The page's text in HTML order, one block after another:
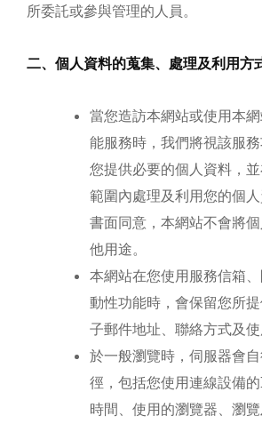
所委託或參與管理的人員。
二、個人資料的蒐集、處理及利用方
當您造訪本網站或使用本
能服務時，我們將視該服
您提供必要的個人資料，
範圍內處理及利用您的個
書面同意，本網站不會將
他用途。
本網站在您使用服務信箱
動性功能時，會保留您所
子郵件地址、聯絡方式及使
於一般瀏覽時，伺服器會
徑，包括您使用連線設備
時間、使用的瀏覽器、瀏